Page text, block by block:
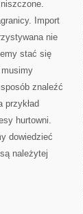
Import
nie
stać się
znaleźć
przykład
hurtowni.
dowiedzieć
należytej